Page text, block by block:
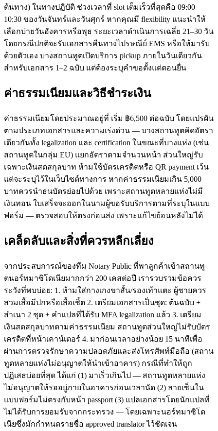
ต้นทาง) ในทางปฏิบัติ ช่วงเวลาที่ slot เต็มเร็วที่สุดคือ 09:00–
10:30 ของวันจันทร์และวันศุกร์ หากคุณมี flexibility แนะนำให้
เลือกบ่ายวันอังคารหรือพุธ ระยะเวลาดำเนินการเฉลี่ย 21–30 วัน
โดยกรณีปกติจะรับเอกสารคืนทางไปรษณีย์ EMS หรือให้มารับ
ด้วยตัวเอง บางสถานทูตเปิดบริการ pickup ภายในวันเดียวกัน
สำหรับเอกสาร 1–2 ฉบับ แต่ต้องระบุคำขอตั้งแต่ตอนยื่น
ค่าธรรมเนียมและวิธีชำระเงิน
ค่าธรรมเนียมโดยประมาณอยู่ที่ เริ่ม ฿6,500 ต่อฉบับ โดยแปรผัน
ตามประเภทเอกสารและความเร่งด่วน — บางสถานทูตคิดอัตรา
เดียวกันทั้ง legalization และ certification ในขณะที่บางแห่ง (เช่น
สถานทูตในกลุ่ม EU) แยกอัตราตามจำนวนหน้า ส่วนใหญ่รับ
เฉพาะเงินสดสกุลบาท ห้ามใช้บัตรเครดิตหรือ QR payment เว้น
แต่จะระบุไว้ในเว็บไซต์ทางการ หากค่าธรรมเนียมเกิน 5,000
บาทควรนำธนบัตรย่อยไปด้วย เพราะสถานทูตหลายแห่งไม่มี
เงินทอน ใบเสร็จจะออกในนามผู้ขอรับบริการตามที่ระบุในแบบ
ฟอร์ม — ตรวจสอบให้ตรงก่อนส่ง เพราะแก้ไขย้อนหลังไม่ได้
เคล็ดลับและสิ่งที่ควรหลีกเลี่ยง
จากประสบการณ์ของทีม Notary Public ที่พาลูกค้าเข้าสถานทู
ตนอร์ทมาซิโดเนียมากกว่า 200 เคสต่อปี เรารวบรวมข้อควร
ระวังที่พบบ่อย: 1. ห้ามใส่กางเกงขาสั้น/รองเท้าแตะ ผู้ชายควร
สวมเสื้อมีปกหรือเสื้อเชิ้ต 2. เตรียมเอกสารเป็นชุด: ต้นฉบับ +
สำเนา 2 ชุด + คำแปลที่ได้รับ MFA legalization แล้ว 3. เตรียม
เงินสดสกุลบาทตามค่าธรรมเนียม สถานทูตส่วนใหญ่ไม่รับบัตร
เครดิตที่หน้าเคาน์เตอร์ 4. มาก่อนเวลาอย่างน้อย 15 นาทีเพื่อ
ผ่านการตรวจรักษาความปลอดภัยและส่งโทรศัพท์มือถือ (สถาน
ทูตหลายแห่งไม่อนุญาตให้นำเข้าอาคาร) กรณีที่ทำให้ถูก
ปฏิเสธบ่อยที่สุด ได้แก่ (1) มาเร็วเกินไป — สถานทูตหลายแห่ง
ไม่อนุญาตให้รออยู่ภายในอาคารก่อนเวลานัด (2) ลายเซ็นใน
แบบฟอร์มไม่ตรงกับหน้า passport (3) แปลเอกสารโดยนักแปลที่
ไม่ได้รับการยอมรับจากกระทรวง — โดยเฉพาะนอร์ทมาซิโด
เนียซึ่งมักกำหนดรายชื่อ approved translator ไว้ชัดเจน